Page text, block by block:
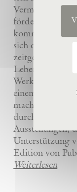
Vermächtnis
fördern und
kommende
sich dem
zeitgenössischer
Lebenswerks
Werke und die
einem breiten
macht. Die
durch die
Ausstellungen,
Unterstützung
Edition von
Weiterlesen